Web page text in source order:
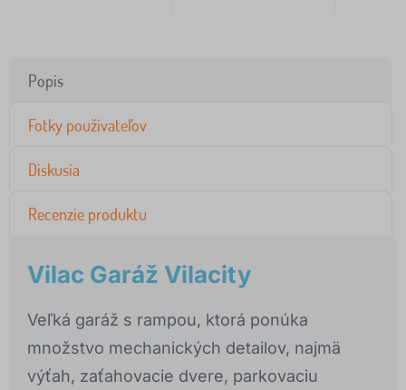
Popis
Fotky používateľov
Diskusia
Recenzie produktu
Vilac Garáž Vilacity
Veľká garáž s rampou, ktorá ponúka
množstvo mechanických detailov, najmä
výťah, zaťahovacie dvere, parkovaciu